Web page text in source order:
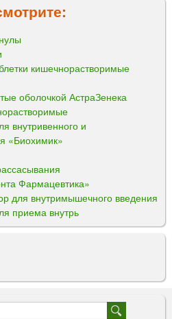
кишечнорастворимые
оболочкой АстраЗенека
внутривенного и
«Биохимик»
Фармацевтика»
для внутримышечного введения
приема внутрь